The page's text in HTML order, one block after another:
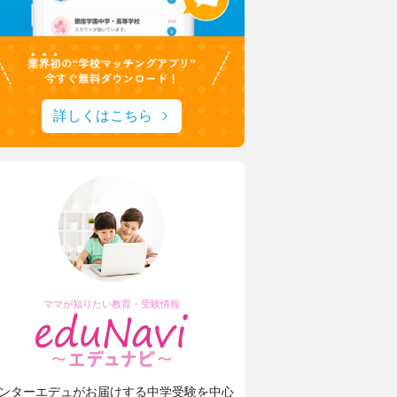
詳しくはこちら
ママが知りたい教育・受験情報
ターエデュがお届けする中学受験を中心